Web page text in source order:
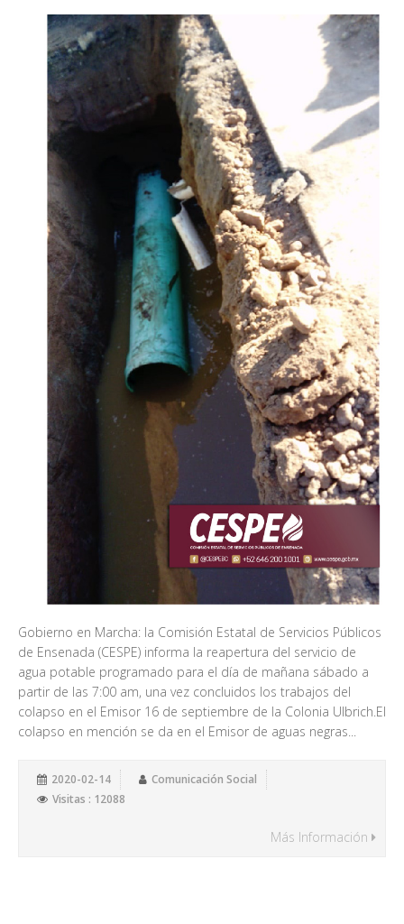
Gobierno en Marcha: la Comisión Estatal de Servicios Públicos
de Ensenada (CESPE) informa la reapertura del servicio de
agua potable programado para el día de mañana sábado a
partir de las 7:00 am, una vez concluidos los trabajos del
colapso en el Emisor 16 de septiembre de la Colonia Ulbrich.El
colapso en mención se da en el Emisor de aguas negras...
2020-02-14
Comunicación Social
Visitas : 12088
Más Información